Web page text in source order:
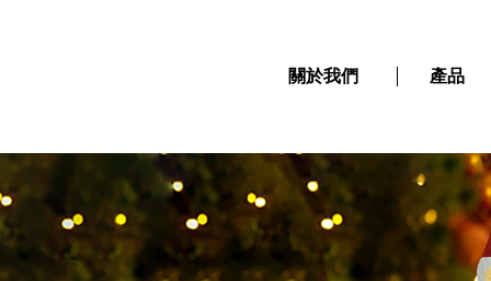
關於我們 產品